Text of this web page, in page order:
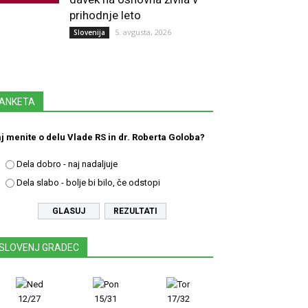
prihodnje leto
Slovenija 5. avgusta, 2026
menite o delu Vlade RS in dr. Roberta Goloba?
Dela dobro - naj nadaljuje
Dela slabo - bolje bi bilo, če odstopi
REZULTATI
GRADEC
12/27 15/31 17/32